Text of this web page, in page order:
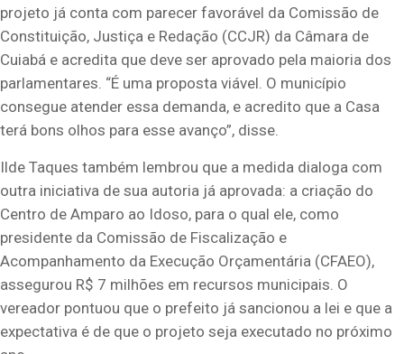
projeto já conta com parecer favorável da Comissão de
Constituição, Justiça e Redação (CCJR) da Câmara de
Cuiabá e acredita que deve ser aprovado pela maioria dos
parlamentares. “É uma proposta viável. O município
consegue atender essa demanda, e acredito que a Casa
terá bons olhos para esse avanço”, disse.
Ilde Taques também lembrou que a medida dialoga com
outra iniciativa de sua autoria já aprovada: a criação do
Centro de Amparo ao Idoso, para o qual ele, como
presidente da Comissão de Fiscalização e
Acompanhamento da Execução Orçamentária (CFAEO),
assegurou R$ 7 milhões em recursos municipais. O
vereador pontuou que o prefeito já sancionou a lei e que a
expectativa é de que o projeto seja executado no próximo